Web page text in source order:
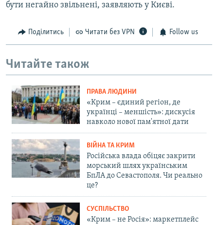
бути негайно звільнені, заявляють у Києві.
Поділитись Читати без VPN Follow us
Читайте також
ПРАВА ЛЮДИНИ
«Крим – єдиний регіон, де
українці – меншість»: дискусія
навколо нової пам'ятної дати
ВІЙНА ТА КРИМ
Російська влада обіцяє закрити
морський шлях українським
БпЛА до Севастополя. Чи реально
це?
СУСПІЛЬСТВО
«Крим – не Росія»: маркетплейс